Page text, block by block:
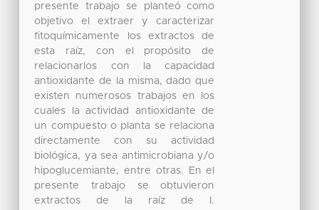
presente trabajo se planteó como
objetivo el extraer y caracterizar
fitoquímicamente los extractos de
esta raíz, con el propósito de
relacionarlos con la capacidad
antioxidante de la misma, dado que
existen numerosos trabajos en los
cuales la actividad antioxidante de
un compuesto o planta se relaciona
directamente con su actividad
biológica, ya sea antimicrobiana y/o
hipoglucemiante, entre otras. En el
presente trabajo se obtuvieron
extractos de la raíz de I.